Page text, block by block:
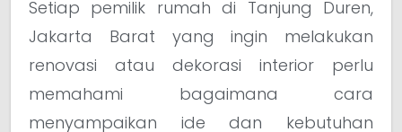
Setiap pemilik rumah di Tanjung Duren,
Jakarta Barat yang ingin melakukan
renovasi atau dekorasi interior perlu
memahami bagaimana cara
menyampaikan ide dan kebutuhan